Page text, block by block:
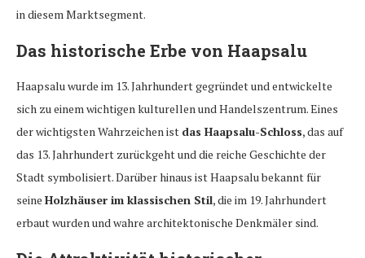
in diesem Marktsegment.
Das historische Erbe von Haapsalu
Haapsalu wurde im 13. Jahrhundert gegründet und entwickelte
sich zu einem wichtigen kulturellen und Handelszentrum. Eines
der wichtigsten Wahrzeichen ist das Haapsalu-Schloss, das auf
das 13. Jahrhundert zurückgeht und die reiche Geschichte der
Stadt symbolisiert. Darüber hinaus ist Haapsalu bekannt für
seine Holzhäuser im klassischen Stil, die im 19. Jahrhundert
erbaut wurden und wahre architektonische Denkmäler sind.